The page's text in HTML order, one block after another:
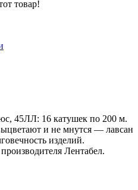
товар!
45ЛЛ: 16 катушек по 200 м.
и не мнутся — лавсан
изделий.
Лентабел.